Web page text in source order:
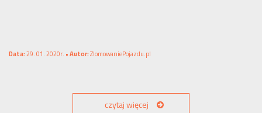
Data:29. 01. 2020r. •Autor:ZlomowaniePojazdu.pl
czytaj więcej